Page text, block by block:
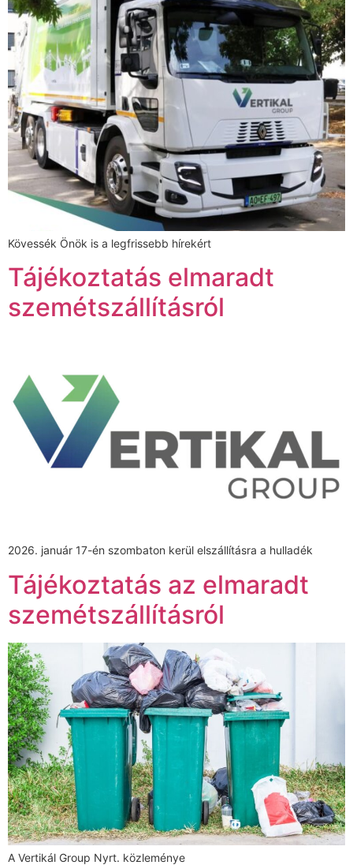
Kövessék Önök is a legfrissebb hírekért
Tájékoztatás elmaradt
szemétszállításról
2026. január 17-én szombaton kerül elszállításra a hulladék
Tájékoztatás az elmaradt
szemétszállításról
A Vertikál Group Nyrt. közleménye